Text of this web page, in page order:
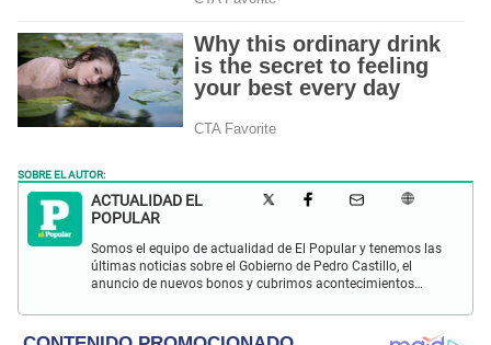
SOBRE EL AUTOR:
ACTUALIDAD EL
POPULAR
Somos el equipo de actualidad de El Popular y tenemos las
últimas noticias sobre el Gobierno de Pedro Castillo, el
anuncio de nuevos bonos y cubrimos acontecimientos